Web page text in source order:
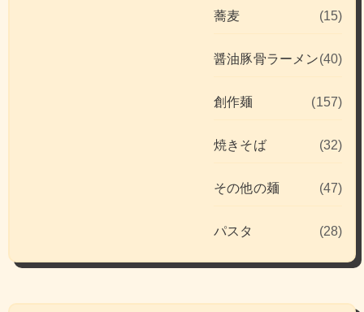
蕎麦 (15)
醤油豚骨ラーメン(40)
創作麺 (157)
焼きそば (32)
その他の麺 (47)
パスタ (28)